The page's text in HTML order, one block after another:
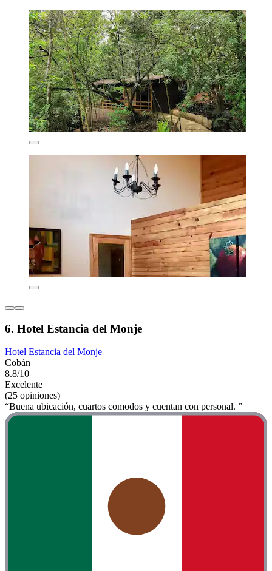
6. Hotel Estancia del Monje
Hotel Estancia del Monje
Cobán
8.8/10
Excelente
(25 opiniones)
“Buena ubicación, cuartos comodos y cuentan con personal. ”